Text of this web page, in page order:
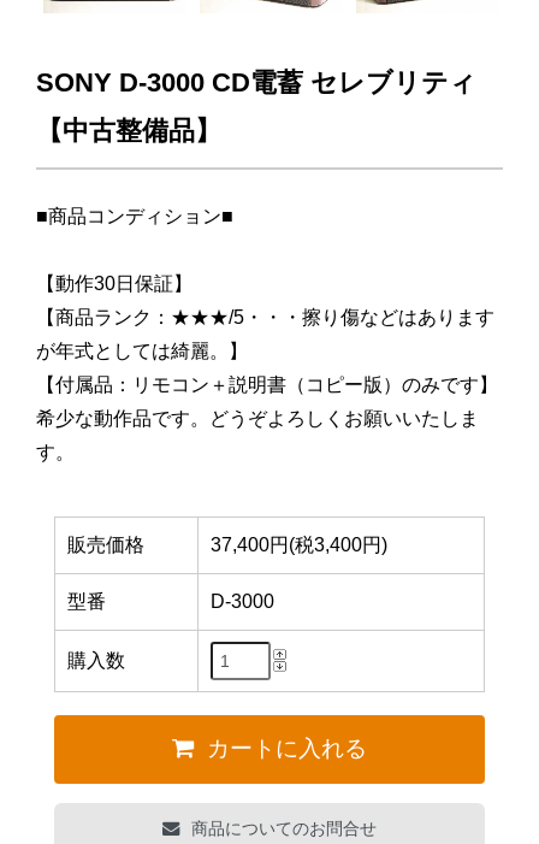
SONY D-3000 CD電蓄 セレブリティ
【中古整備品】
■商品コンディション■
【動作30日保証】
【商品ランク：★★★/5・・・擦り傷などはあります
が年式としては綺麗。】
【付属品：リモコン＋説明書（コピー版）のみです】
希少な動作品です。どうぞよろしくお願いいたしま
す。
販売価格 37,400円(税3,400円)
型番 D-3000
購入数
カートに入れる
商品についてのお問合せ